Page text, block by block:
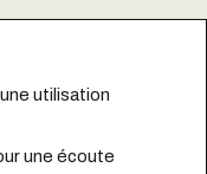
utilisation
une écoute